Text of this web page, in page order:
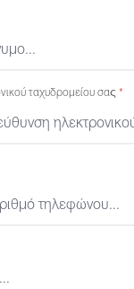
ταχυδρομείου σας *